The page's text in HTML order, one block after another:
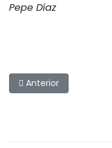
Pepe Díaz
Artículo anterior:
Anterior